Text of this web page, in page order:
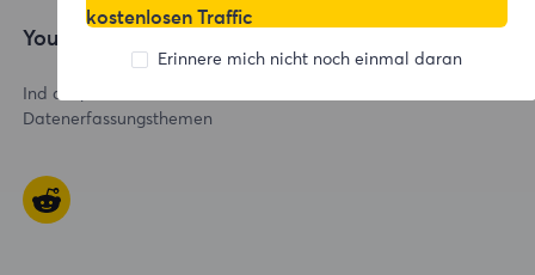
YouTube-Kanal >
Ind ansprechende Videos zu verschiedenen
Datenerfassungsthemen
kostenlosen Traffic
Erinnere mich nicht noch einmal daran